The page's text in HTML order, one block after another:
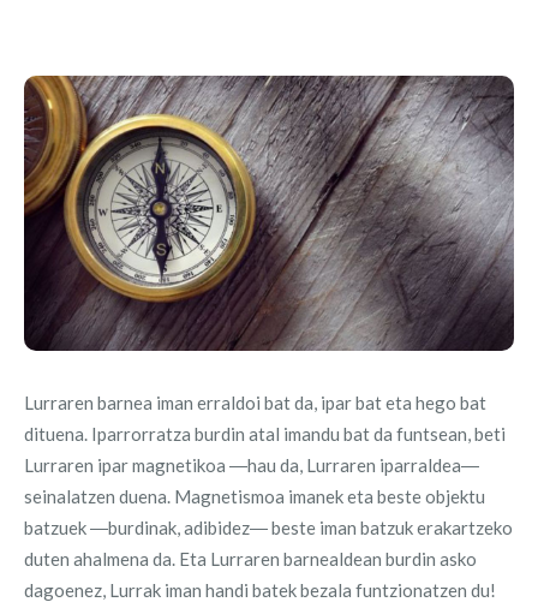
Lurraren barnea iman erraldoi bat da, ipar bat eta hego bat
dituena. Iparrorratza burdin atal imandu bat da funtsean, beti
Lurraren ipar magnetikoa ―hau da, Lurraren iparraldea―
seinalatzen duena. Magnetismoa imanek eta beste objektu
batzuek ―burdinak, adibidez― beste iman batzuk erakartzeko
duten ahalmena da. Eta Lurraren barnealdean burdin asko
dagoenez, Lurrak iman handi batek bezala funtzionatzen du!